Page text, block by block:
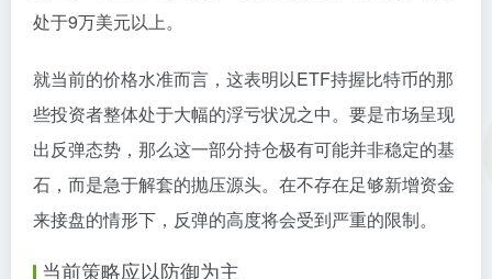
处于9万美元以上。
就当前的价格水准而言，这表明以ETF持握比特币的那
些投资者整体处于大幅的浮亏状况之中。要是市场呈现
出反弹态势，那么这一部分持仓极有可能并非稳定的基
石，而是急于解套的抛压源头。在不存在足够新增资金
来接盘的情形下，反弹的高度将会受到严重的限制。
当前策略应以防御为主